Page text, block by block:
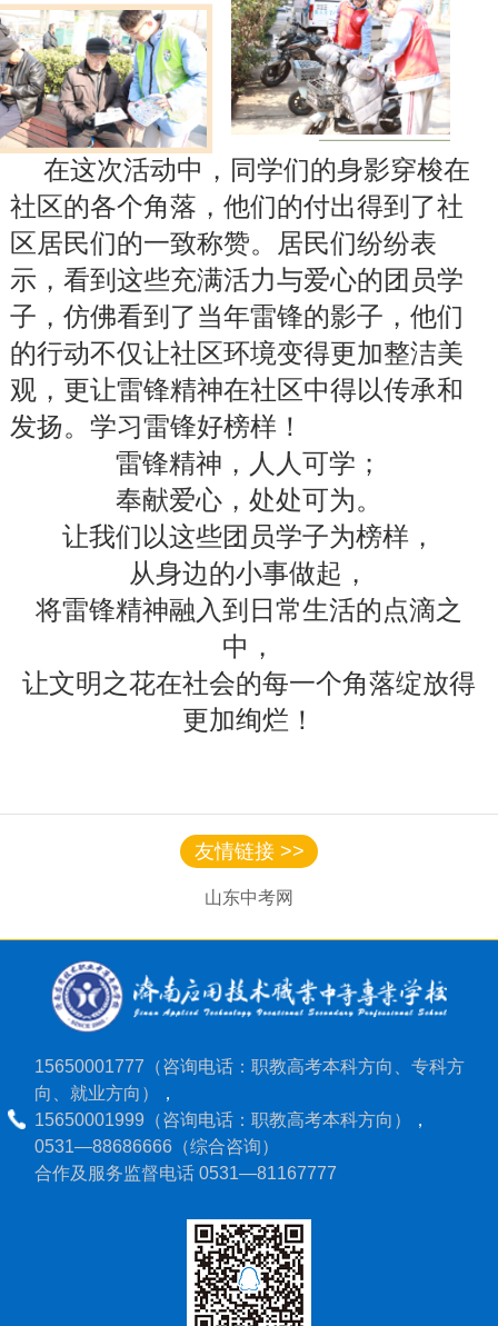
在这次活动中，同学们的身影穿梭在
社区的各个角落，他们的付出得到了社
区居民们的一致称赞。居民们纷纷表
示，看到这些充满活力与爱心的团员学
子，仿佛看到了当年雷锋的影子，他们
的行动不仅让社区环境变得更加整洁美
观，更让雷锋精神在社区中得以传承和
发扬。 学习雷锋好榜样！
雷锋精神，人人可学；
奉献爱心，处处可为。
让我们以这些团员学子为榜样，
从身边的小事做起，
将雷锋精神融入到日常生活的点滴之
中，
让文明之花在社会的每一个角落绽放得
更加绚烂！
友情链接 >>
山东中考网
15650001777（咨询电话：职教高考本科方向、专科方
向、就业方向）
，
15650001999（咨询电话：职教高考本科方向）
，
0531—88686666（综合咨询）
合作及服务监督电话 0531—81167777